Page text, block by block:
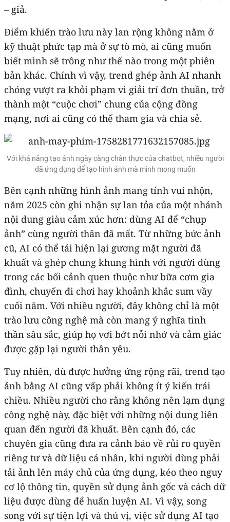
– giả.
Điểm khiến trào lưu này lan rộng không nằm ở
kỹ thuật phức tạp mà ở sự tò mò, ai cũng muốn
biết mình sẽ trông như thế nào trong một phiên
bản khác. Chính vì vậy, trend ghép ảnh AI nhanh
chóng vượt ra khỏi phạm vi giải trí đơn thuần, trở
thành một “cuộc chơi” chung của cộng đồng
mạng, nơi ai cũng có thể tham gia và chia sẻ.
Với khả năng tạo ảnh ngày càng chân thực của chatbot, nhiều người
đã ứng dụng để tạo hình ảnh mà mình mong muốn
Bên cạnh những hình ảnh mang tính vui nhộn,
năm 2025 còn ghi nhận sự lan tỏa của một nhánh
nội dung giàu cảm xúc hơn: dùng AI để “chụp
ảnh” cùng người thân đã mất. Từ những bức ảnh
cũ, AI có thể tái hiện lại gương mặt người đã
khuất và ghép chung khung hình với người dùng
trong các bối cảnh quen thuộc như bữa cơm gia
đình, chuyến đi chơi hay khoảnh khắc sum vầy
cuối năm. Với nhiều người, đây không chỉ là một
trào lưu công nghệ mà còn mang ý nghĩa tinh
thần sâu sắc, giúp họ vơi bớt nỗi nhớ và cảm giác
được gặp lại người thân yêu.
Tuy nhiên, dù được hưởng ứng rộng rãi, trend tạo
ảnh bằng AI cũng vấp phải không ít ý kiến trái
chiều. Nhiều người cho rằng không nên lạm dụng
công nghệ này, đặc biệt với những nội dung liên
quan đến người đã khuất. Bên cạnh đó, các
chuyên gia cũng đưa ra cảnh báo về rủi ro quyền
riêng tư và dữ liệu cá nhân, khi người dùng phải
tải ảnh lên máy chủ của ứng dụng, kéo theo nguy
cơ lộ thông tin, quyền sử dụng ảnh gốc và cách dữ
liệu được dùng để huấn luyện AI. Vì vậy, song
song với sự tiện lợi và thú vị, việc sử dụng AI tạo